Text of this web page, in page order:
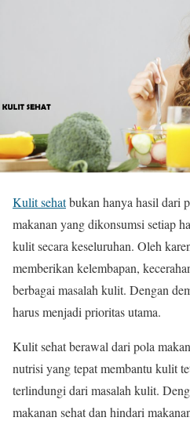
Kulit sehatbukan hanya hasil dari
makanan yang dikonsumsi setiap
kulit secara keseluruhan. Oleh
memberikan kelembapan,
berbagai masalah kulit. Dengan
harus menjadi prioritas utama.
Kulit sehat berawal dari pola
nutrisi yang tepat membantu kulit
terlindungi dari masalah kulit.
makanan sehat dan hindari